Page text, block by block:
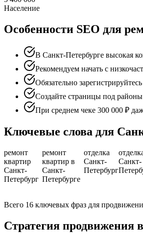
Население
Особенности SEO для
В Санкт-Петербурге высокая
Рекомендуем начать с
Обязательно
Создайте страницы под
При среднем чеке 300 000 ₽
Ключевые слова для
ремонт
квартир
Санкт-
Петербург
ремонт
квартир в
Санкт-
Петербурге
отделка
Санкт-
Петербург
Санкт-
Всего 16 ключевых фраз для
Стратегия продвижения